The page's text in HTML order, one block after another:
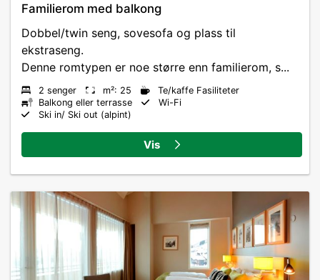
Familierom med balkong
Dobbel/twin seng, sovesofa og plass til
ekstraseng.
Denne romtypen er noe større enn familierom, s...
2 senger m²: 25
Te/kaffe Fasiliteter
Balkong eller terrasse
Wi-Fi
Ski in/ Ski out (alpint)
Vis